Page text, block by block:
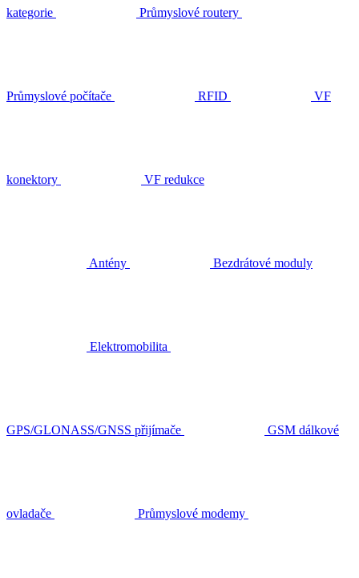
kategorie Průmyslové routery
Průmyslové počítače RFID VF
konektory VF redukce
Antény Bezdrátové moduly
Elektromobilita
GPS/GLONASS/GNSS přijímače GSM dálkové
ovladače Průmyslové modemy